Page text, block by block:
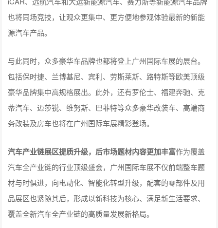
也将同场竞技，让观众更集中、更方便地参观体验最新的新能
源汽车产品。
与此同时，众多豪华车品牌也都将登上广州国际车展的展台。
包括保时捷、兰博基尼、宾利、劳斯莱斯、路特斯等欧美顶级
豪华品牌集中高规格展出。此外，还有罗伦士、福建奔驰、克
蒂汽车、迈莎锐、维努斯、巴菲特等众多豪华改装车、高端商
务改装及房车也将在广州国际车展精彩登场。
汽车产业链展区提质升级，后市场题材内容更加丰富作为覆盖
汽车全产业链的行业顶级盛会，广州国际车展不仅前端整车题
材与时俱进，向电动化、智能化转型升级，配套的零部件及用
品展区也紧随其后，形成以新科技为核心、满足新生活要求、
覆盖全新汽车全产业链的高质量发展新格局。